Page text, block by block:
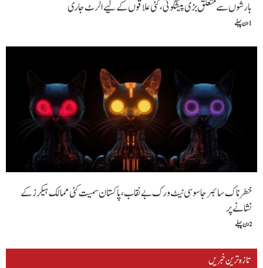
بارشوں سے متعلق بڑی پیشگوئی، کئی علاقوں کے لیے الرٹ جاری
1 دن پہلے
خطرناک سائبر جاسوسی نیٹ ورک بے نقاب، پاکستان سمیت کئی ممالک ہیکرز کے
نشانے پر
2 دن پہلے
تازہ ترین خبریں